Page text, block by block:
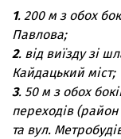
1. 200 м з обох
Павлова;
2. від виїзду зі
Кайдацький міст;
3. 50 м з обох
переходів
та вул.